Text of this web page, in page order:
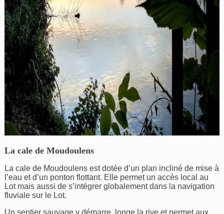
La cale de Moudoulens
La cale de Moudoulens est dotée d’un plan incliné de mise à
l’eau et d’un ponton flottant. Elle permet un accès local au
Lot mais aussi de s’intégrer globalement dans la navigation
fluviale sur le Lot.
Un sentier sauvage y démarre, longe la rive et permet aux